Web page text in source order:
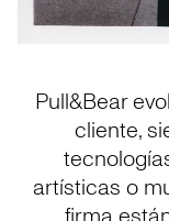
Pull&Bear
cliente,
artísticas o